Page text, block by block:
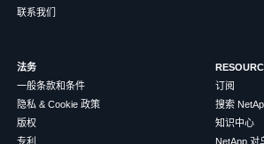
联系我们
法务
一般条款和条件
隐私 & Cookie 政策
版权
专利
订阅
搜索
知识中心
NetApp 对